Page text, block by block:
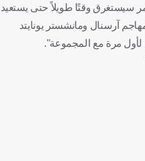
سيستغرق وقتًا طويلاً حتى يستعيد
آرسنال ومانشستر يونايتد
لأول مرة مع المجموعة".